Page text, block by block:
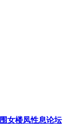
女楼凤性息论坛